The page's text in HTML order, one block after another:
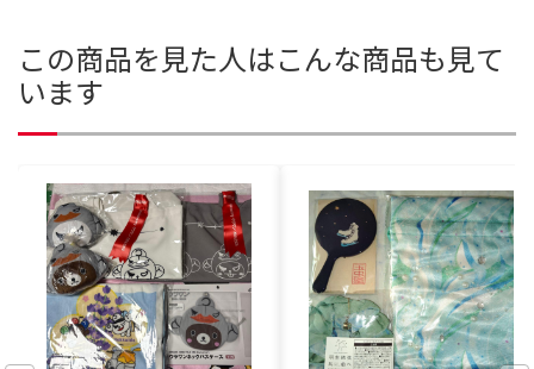
この商品を見た人はこんな商品も見て
います